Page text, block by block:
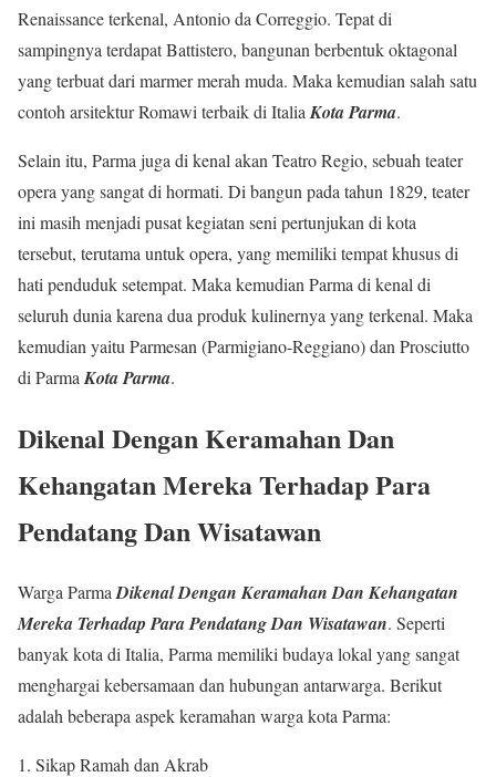
Renaissance terkenal, Antonio da Correggio. Tepat di
sampingnya terdapat Battistero, bangunan berbentuk oktagonal
yang terbuat dari marmer merah muda. Maka kemudian salah satu
contoh arsitektur Romawi terbaik di ItaliaKota Parma.
Selain itu, Parma juga di kenal akan Teatro Regio, sebuah teater
opera yang sangat di hormati. Di bangun pada tahun 1829, teater
ini masih menjadi pusat kegiatan seni pertunjukan di kota
tersebut, terutama untuk opera, yang memiliki tempat khusus di
hati penduduk setempat. Maka kemudian Parma di kenal di
seluruh dunia karena dua produk kulinernya yang terkenal. Maka
kemudian yaitu Parmesan (Parmigiano-Reggiano) dan Prosciutto
di ParmaKota Parma.
Dikenal Dengan Keramahan Dan
Kehangatan Mereka Terhadap Para
Pendatang Dan Wisatawan
Warga Parma Dikenal Dengan Keramahan Dan Kehangatan
Mereka Terhadap Para Pendatang Dan Wisatawan. Seperti
banyak kota di Italia, Parma memiliki budaya lokal yang sangat
menghargai kebersamaan dan hubungan antarwarga. Berikut
adalah beberapa aspek keramahan warga kota Parma:
1. Sikap Ramah dan Akrab